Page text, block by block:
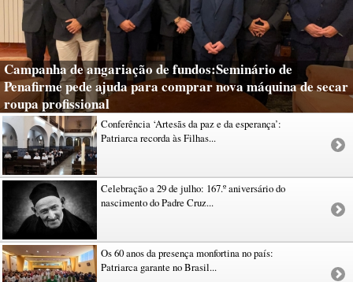
Campanha de angariação de fundos:Seminário de
Penafirme pede ajuda para comprar nova máquina de secar
roupa profissional
Conferência ‘Artesãs da paz e da esperança’:
Patriarca recorda às Filhas...
Celebração a 29 de julho: 167.º aniversário do
nascimento do Padre Cruz...
Os 60 anos da presença monfortina no país:
Patriarca garante no Brasil...